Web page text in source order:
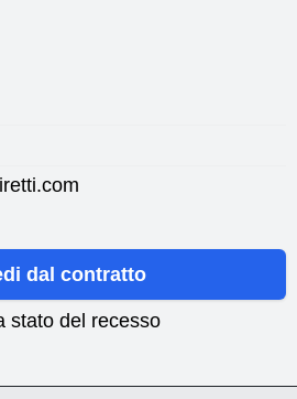
dal contratto
stato del recesso